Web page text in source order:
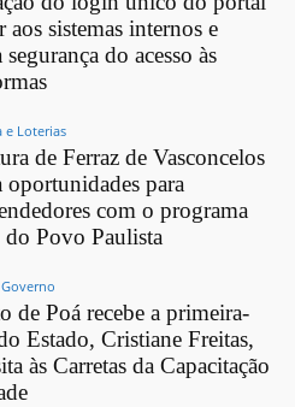
aos sistemas internos e
do acesso às
e Loterias
de Ferraz de Vasconcelos
oportunidades para
com o programa
do Povo Paulista
de Poá recebe a primeira-
Estado, Cristiane Freitas,
às Carretas da Capacitação